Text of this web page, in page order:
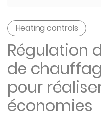
Heating controls
Régulation
de
pour
économies